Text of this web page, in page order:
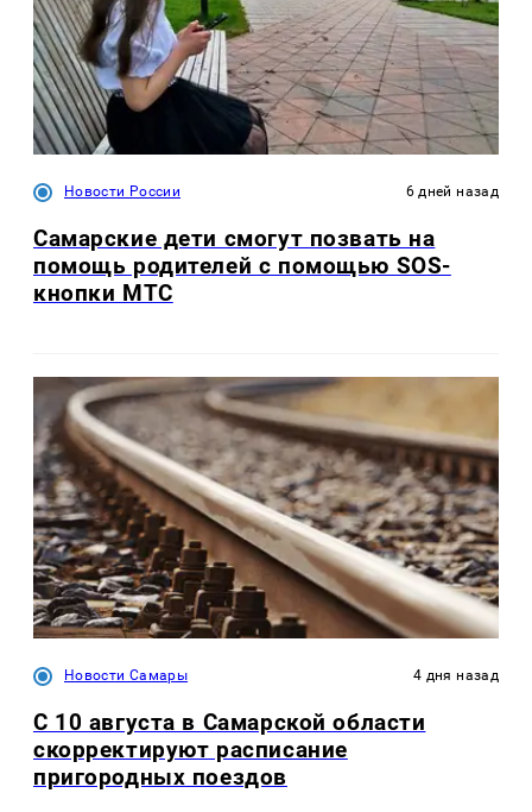
Новости России 6 дней назад
Самарские дети смогут позвать на
помощь родителей с помощью SOS-
кнопки МТС
Новости Самары 4 дня назад
С 10 августа в Самарской области
скорректируют расписание
пригородных поездов